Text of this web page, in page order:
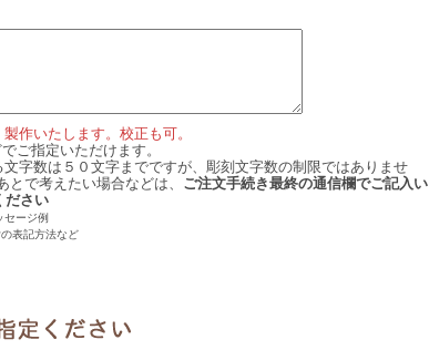
作いたします。校正も可。
ご指定いただけます。
字数は５０文字までですが、彫刻文字数の制限ではありませ
で考えたい場合などは、 ご注文手続き最終の通信欄でご記入い
ださい
セージ例
表記方法など